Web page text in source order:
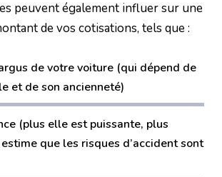
peuvent également influer sur une
de vos cotisations, tels que :
de votre voiture (qui dépend de
et de son ancienneté)
(plus elle est puissante, plus
estime que les risques d’accident sont